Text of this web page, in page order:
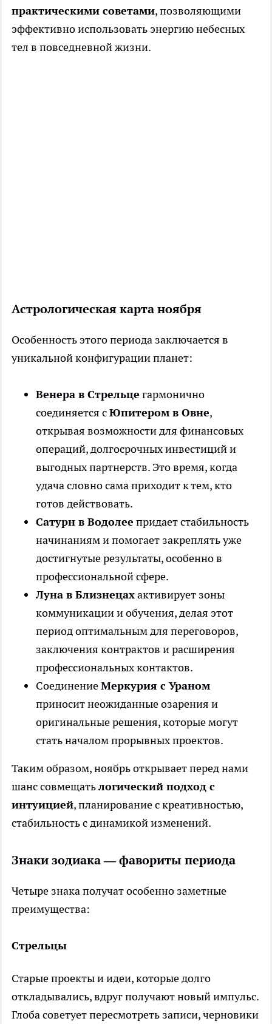
практическими советами, позволяющими
эффективно использовать энергию небесных
тел в повседневной жизни.
Астрологическая карта ноября
Особенность этого периода заключается в
уникальной конфигурации планет:
Венера в Стрельце гармонично
соединяется сЮпитером в Овне,
открывая возможности для финансовых
операций, долгосрочных инвестиций и
выгодных партнерств. Это время, когда
удача словно сама приходит к тем, кто
готов действовать.
Сатурн в Водолее придает стабильность
начинаниям и помогает закреплять уже
достигнутые результаты, особенно в
профессиональной сфере.
Луна в Близнецахактивирует зоны
коммуникации и обучения, делая этот
период оптимальным для переговоров,
заключения контрактов и расширения
профессиональных контактов.
СоединениеМеркурия с Ураном
приносит неожиданные озарения и
оригинальные решения, которые могут
стать началом прорывных проектов.
Таким образом, ноябрь открывает перед нами
шанс совмещатьлогический подход с
интуицией, планирование с креативностью,
стабильность с динамикой изменений.
Знаки зодиака — фавориты периода
Четыре знака получат особенно заметные
преимущества:
Стрельцы
Старые проекты и идеи, которые долго
откладывались, вдруг получают новый импульс.
Глоба советует пересмотреть записи, черновики